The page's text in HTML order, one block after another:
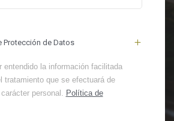
Protección de Datos
entendido la información facilitada
tratamiento que se efectuará de
personal. Política de